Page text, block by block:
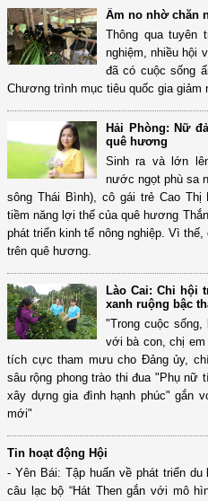
Ấm no nhờ chăn
Thông qua tuyên
nghiệm, nhiều hội
đã có cuộc sống
Chương trình mục tiêu quốc gia giảm
Hải Phòng: Nữ
quê hương
Sinh ra và lớn
nước ngọt phù sa
sông Thái Bình), cô gái trẻ Cao
tiềm năng lợi thế của quê hương
phát triển kinh tế nông nghiệp. Vì
trên quê hương.
Lào Cai: Chi hội
xanh ruộng bậc
"Trong cuộc
với bà con, chị em
tích cực tham mưu cho Đảng ủy,
sâu rộng phong trào thi đua "Phụ nữ
xây dựng gia đình hạnh phúc" gắn
mới"
Tin hoạt động Hội
- Yên Bái: Tập huấn về phát triển
câu lạc bộ “Hát Then gắn với mô